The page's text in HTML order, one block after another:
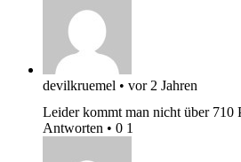
devilkruemel • vor 2 Jahren
Leider kommt man nicht über 710
Antworten • 0 1